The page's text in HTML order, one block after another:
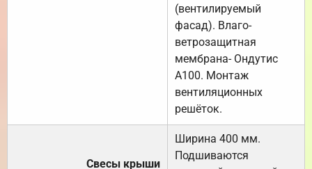
(вентилируемый
фасад). Влаго-
ветрозащитная
мембрана- Ондутис
А100. Монтаж
вентиляционных
решёток.
Свесы крыши
Ширина 400 мм.
Подшиваются